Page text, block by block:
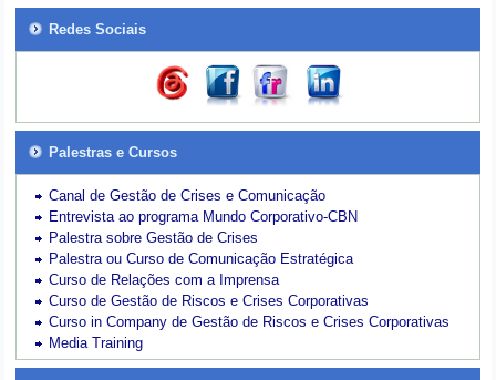
Redes Sociais
Palestras e Cursos
Canal de Gestão de Crises e Comunicação
Entrevista ao programa Mundo Corporativo-CBN
Palestra sobre Gestão de Crises
Palestra ou Curso de Comunicação Estratégica
Curso de Relações com a Imprensa
Curso de Gestão de Riscos e Crises Corporativas
Curso in Company de Gestão de Riscos e Crises Corporativas
Media Training